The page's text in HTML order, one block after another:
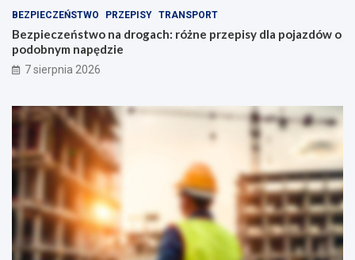
o
l
s
k
i
o
e
ł
e
a
r
a
o
j
a
z
d
o
o
d
b
n
m
n
BEZPIECZEŃSTWO PRZEPISY TRANSPORT
Bezpieczeństwo na drogach: różne przepisy dla pojazdów o
podobnym napędzie
7 sierpnia 2026